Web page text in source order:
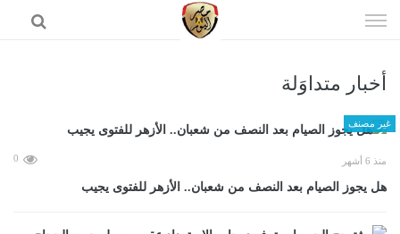
الى
أخبار متداوَلة
غير مصنف
منذ 6 أشهر 0
هل يجوز الصيام بعد النصف من شعبان.. الأزهر للفتوى يجيب